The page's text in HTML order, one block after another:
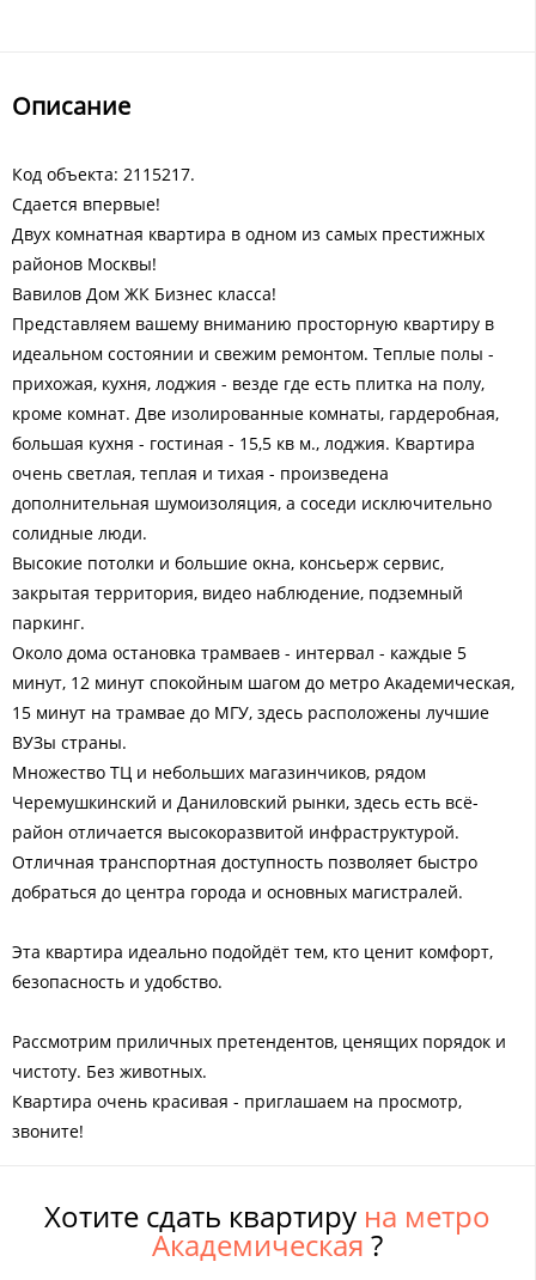
Описание
Код объекта: 2115217.
Сдается впервые!
Двух комнатная квартира в одном из самых престижных
районов Москвы!
Вавилов Дом ЖК Бизнес класса!
Представляем вашему вниманию просторную квартиру в
идеальном состоянии и свежим ремонтом. Теплые полы -
прихожая, кухня, лоджия - везде где есть плитка на полу,
кроме комнат. Две изолированные комнаты, гардеробная,
большая кухня - гостиная - 15,5 кв м., лоджия. Квартира
очень светлая, теплая и тихая - произведена
дополнительная шумоизоляция, а соседи исключительно
солидные люди.
Высокие потолки и большие окна, консьерж сервис,
закрытая территория, видео наблюдение, подземный
паркинг.
Около дома остановка трамваев - интервал - каждые 5
минут, 12 минут спокойным шагом до метро Академическая,
15 минут на трамвае до МГУ, здесь расположены лучшие
ВУЗы страны.
Множество ТЦ и небольших магазинчиков, рядом
Черемушкинский и Даниловский рынки, здесь есть всё-
район отличается высокоразвитой инфраструктурой.
Отличная транспортная доступность позволяет быстро
добраться до центра города и основных магистралей.
Эта квартира идеально подойдёт тем, кто ценит комфорт,
безопасность и удобство.
Рассмотрим приличных претендентов, ценящих порядок и
чистоту. Без животных.
Квартира очень красивая - приглашаем на просмотр,
звоните!
Хотите сдать квартиру на метро
Академическая ?